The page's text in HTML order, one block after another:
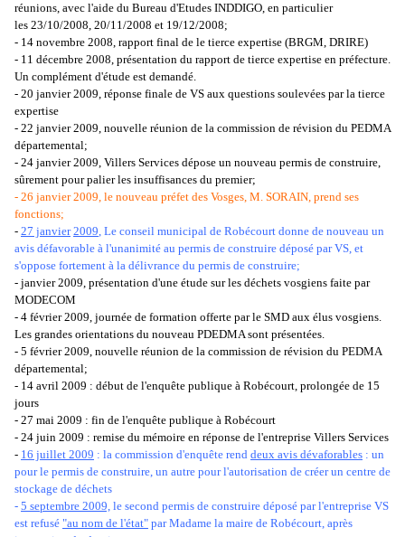
réunions, avec l'aide du Bureau d'Etudes INDDIGO, en particulier
les 23/10/2008, 20/11/2008 et 19/12/2008;
- 14 novembre 2008, rapport final de le tierce expertise (BRGM, DRIRE)
- 11 décembre 2008, présentation du rapport de tierce expertise en préfecture.
Un complément d'étude est demandé.
- 20 janvier 2009, réponse finale de VS aux questions soulevées par la tierce
expertise
- 22 janvier 2009, nouvelle réunion de la commission de révision du PEDMA
départemental;
- 24 janvier 2009, Villers Services dépose un nouveau permis de construire,
sûrement pour palier les insuffisances du premier;
- 26 janvier 2009, le nouveau préfet des Vosges, M. SORAIN, prend ses
fonctions;
- 27 janvier 2009, Le conseil municipal de Robécourt donne de nouveau un
avis défavorable à l'unanimité au permis de construire déposé par VS, et
s'oppose fortement à la délivrance du permis de construire;
- janvier 2009, présentation d'une étude sur les déchets vosgiens faite par
MODECOM
- 4 février 2009, journée de formation offerte par le SMD aux élus vosgiens.
Les grandes orientations du nouveau PDEDMA sont présentées.
- 5 février 2009, nouvelle réunion de la commission de révision du PEDMA
départemental;
- 14 avril 2009 : début de l'enquête publique à Robécourt, prolongée de 15
jours
- 27 mai 2009 : fin de l'enquête publique à Robécourt
- 24 juin 2009 : remise du mémoire en réponse de l'entreprise Villers Services
- 16 juillet 2009 : la commission d'enquête rend deux avis dévaforables : un
pour le permis de construire, un autre pour l'autorisation de créer un centre de
stockage de déchets
- 5 septembre 2009, le second permis de construire déposé par l'entreprise VS
est refusé "au nom de l'état" par Madame la maire de Robécourt, après